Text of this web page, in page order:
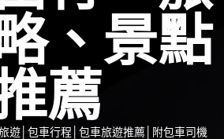
、景點
薦
遊│包車行程│包車旅遊推薦│附包車司機